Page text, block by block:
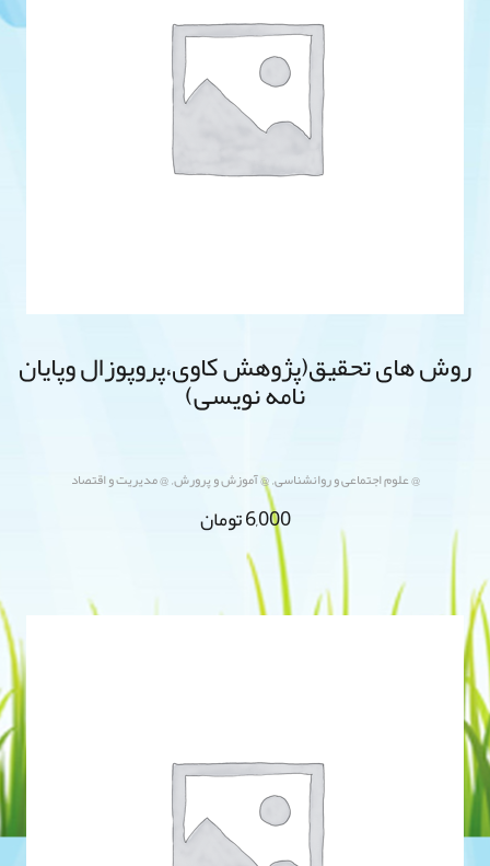
روش های تحقیق(پژوهش کاوی،پروپوزال وپایان
نامه نویسی)
@ علوم اجتماعی و روانشناسی,@ آموزش و پرورش,@ مدیریت و اقتصاد
6,000تومان